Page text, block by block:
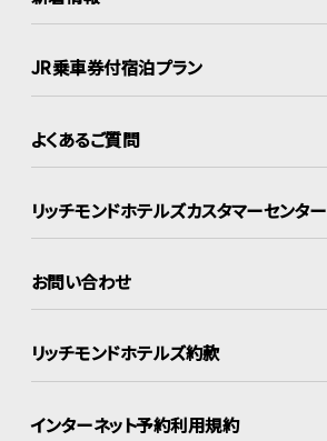
JR乗車券付宿泊プラン
よくあるご質問
リッチモンドホテルズカスタマーセンター
お問い合わせ
リッチモンドホテルズ約款
インターネット予約利用規約